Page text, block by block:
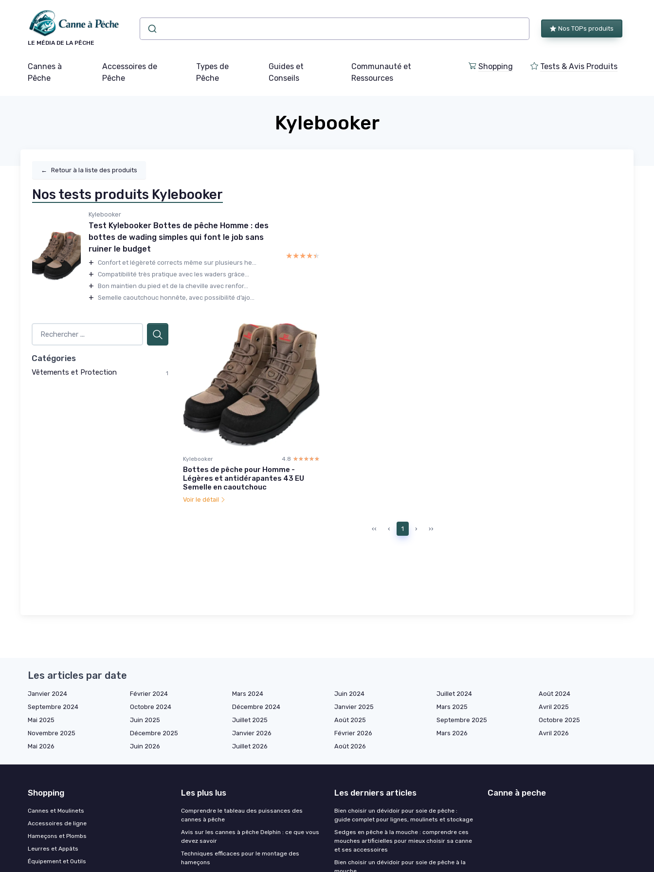
LE MÉDIA DE LA PÊCHE
Nos TOPs produits
Cannes à
Pêche
Accessoires de
Pêche
Types de
Pêche
Guides et
Conseils
Communauté et
Ressources
Shopping Tests & Avis Produits
Kylebooker
← Retour à la liste des produits
Nos tests produits Kylebooker
Kylebooker
Test Kylebooker Bottes de pêche Homme : des
bottes de wading simples qui font le job sans
ruiner le budget
+ Confort et légèreté corrects même sur plusieurs he...
+ Compatibilité très pratique avec les waders grâce...
+ Bon maintien du pied et de la cheville avec renfor...
+ Semelle caoutchouc honnête, avec possibilité d’ajo...
★★★★★
★★★★★
Catégories
Vêtements et Protection 1
Kylebooker 4.8 ☆☆☆☆☆
★★★★★
Bottes de pêche pour Homme -
Légères et antidérapantes 43 EU
Semelle en caoutchouc
Voir le détail
‹‹ ‹ 1 › ››
Les articles par date
Janvier 2024 Février 2024 Mars 2024 Juin 2024 Juillet 2024
Août 2024
Septembre 2024
Octobre 2024 Décembre 2024 Janvier 2025 Mars 2025
Avril 2025
Mai 2025
Juin 2025 Juillet 2025 Août 2025 Septembre 2025
Octobre 2025
Novembre 2025
Décembre 2025 Janvier 2026 Février 2026 Mars 2026
Avril 2026
Mai 2026
Juin 2026 Juillet 2026 Août 2026
Shopping
Cannes et Moulinets
Accessoires de ligne
Hameçons et Plombs
Leurres et Appâts
Équipement et Outils
Les plus lus
Comprendre le tableau des puissances des
cannes à pêche
Avis sur les cannes à pêche Delphin : ce que vous
devez savoir
Techniques efficaces pour le montage des
hameçons
Les derniers articles
Bien choisir un dévidoir pour soie de pêche :
guide complet pour lignes, moulinets et stockage
Sedges en pêche à la mouche : comprendre ces
mouches artificielles pour mieux choisir sa canne
et ses accessoires
Bien choisir un dévidoir pour soie de pêche à la
Canne à peche